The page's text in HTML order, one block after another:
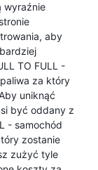
wyraźnie
aby
TO FULL -
za który
uniknąć
być oddany z
- samochód
zostanie
zużyć tyle